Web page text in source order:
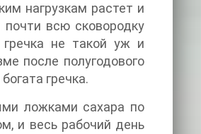
нагрузкам растет и
всю сковородку
не такой уж и
после полугодового
гречка.
ложками сахара по
и весь рабочий день